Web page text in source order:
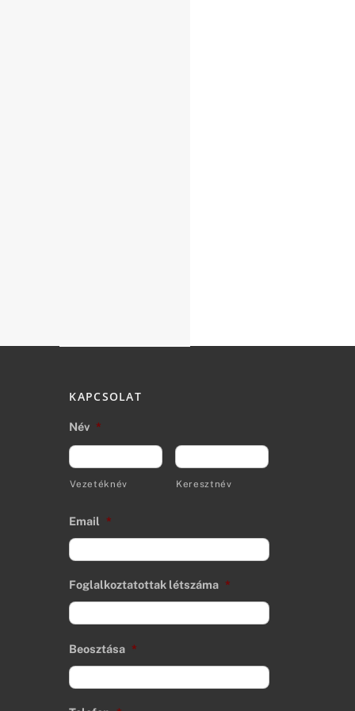
KAPCSOLAT
Név *
Vezetéknév Keresztnév
Email *
Foglalkoztatottak létszáma *
Beosztása *